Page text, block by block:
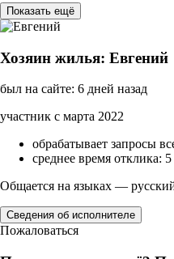
Показать ещё
Хозяин жилья: Евгений
был на сайте: 6 дней назад
участник с марта 2022
обрабатывает запросы
среднее время отклика:
Общается на языках —
Сведения об исполнителе
Пожаловаться